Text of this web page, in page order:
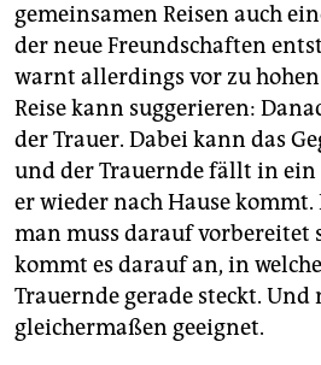
gemeinsamen Reisen auch
der neue Freundschaften
warnt allerdings vor zu
Reise kann suggerieren:
der Trauer. Dabei kann das
und der Trauernde fällt in ein
er wieder nach Hause kommt.
man muss darauf vorbereitet
kommt es darauf an, in
Trauernde gerade steckt. Und
gleichermaßen geeignet.